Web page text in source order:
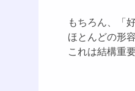
もちろん、「
ほとんどの形
これは結構重